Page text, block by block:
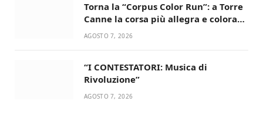
Torna la “Corpus Color Run”: a Torre
Canne la corsa più allegra e colorata
dell’estate!
AGOSTO 7, 2026
“I CONTESTATORI: Musica di
Rivoluzione”
AGOSTO 7, 2026